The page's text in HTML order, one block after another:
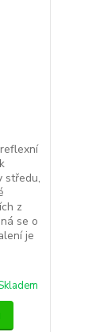
středu,
z
se o
je